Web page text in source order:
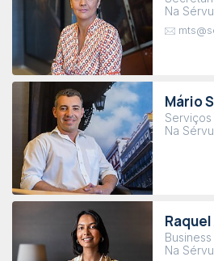
Na
Mário
Serviços
Na
Na